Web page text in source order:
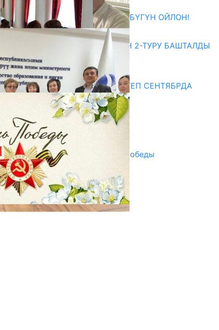
ӨЗҮҢДҮН КЕЛЕЧЕГИҢ ҮЧҮН БҮГҮН ОЙЛОН!
20.07.2026
ЖОЖДОРГО КАБЫЛ АЛУУНУН 2-ТУРУ БАШТАЛДЫ
20.07.2026
Медиа
СУЗАКТА 750 ОРУНДУУ МЕКТЕП СЕНТЯБРДА
ПАЙДАЛАНУУГА БЕРИЛЕТ
07.08.2025
Улуу Жеңиштин жандуу сөзү
29.04.2025
Награды в преддверии Дня Победы
29.04.2025